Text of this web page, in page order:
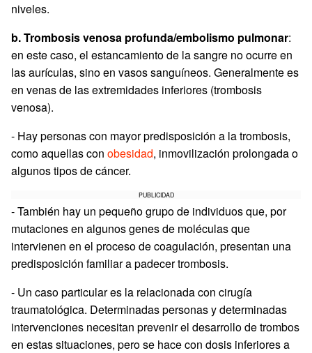
niveles.
b. Trombosis venosa profunda/embolismo pulmonar:
en este caso, el estancamiento de la sangre no ocurre en
las aurículas, sino en vasos sanguíneos. Generalmente es
en venas de las extremidades inferiores (trombosis
venosa).
- Hay personas con mayor predisposición a la trombosis,
como aquellas con obesidad, inmovilización prolongada o
algunos tipos de cáncer.
PUBLICIDAD
- También hay un pequeño grupo de individuos que, por
mutaciones en algunos genes de moléculas que
intervienen en el proceso de coagulación, presentan una
predisposición familiar a padecer trombosis.
- Un caso particular es la relacionada con cirugía
traumatológica. Determinadas personas y determinadas
intervenciones necesitan prevenir el desarrollo de trombos
en estas situaciones, pero se hace con dosis inferiores a